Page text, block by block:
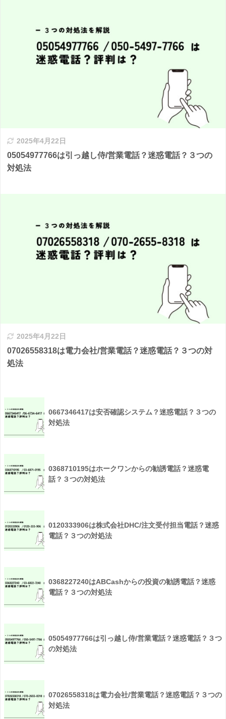
2025年4月22日
05054977766は引っ越し侍/営業電話？迷惑電話？３つの
対処法
2025年4月22日
07026558318は電力会社/営業電話？迷惑電話？３つの対
処法
0667346417は安否確認システム？迷惑電話？３つの
対処法
0368710195はホークワンからの勧誘電話？迷惑電
話？３つの対処法
0120333906は株式会社DHC/注文受付担当電話？迷惑
電話？３つの対処法
0368227240はABCashからの投資の勧誘電話？迷惑
電話？３つの対処法
05054977766は引っ越し侍/営業電話？迷惑電話？３つ
の対処法
07026558318は電力会社/営業電話？迷惑電話？３つの
対処法